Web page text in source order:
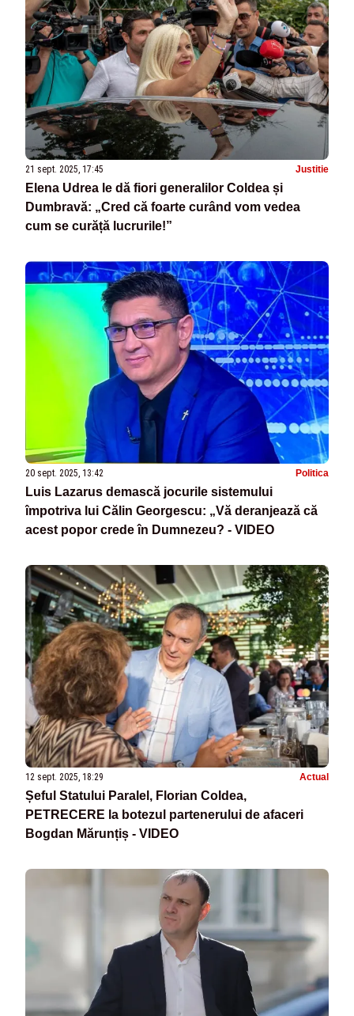
21 sept. 2025, 17:45 Justitie
Elena Udrea le dă fiori generalilor Coldea și
Dumbravă: „Cred că foarte curând vom vedea
cum se curăță lucrurile!”
20 sept. 2025, 13:42 Politica
Luis Lazarus demască jocurile sistemului
împotriva lui Călin Georgescu: „Vă deranjează că
acest popor crede în Dumnezeu? - VIDEO
12 sept. 2025, 18:29 Actual
Șeful Statului Paralel, Florian Coldea,
PETRECERE la botezul partenerului de afaceri
Bogdan Mărunțiș - VIDEO